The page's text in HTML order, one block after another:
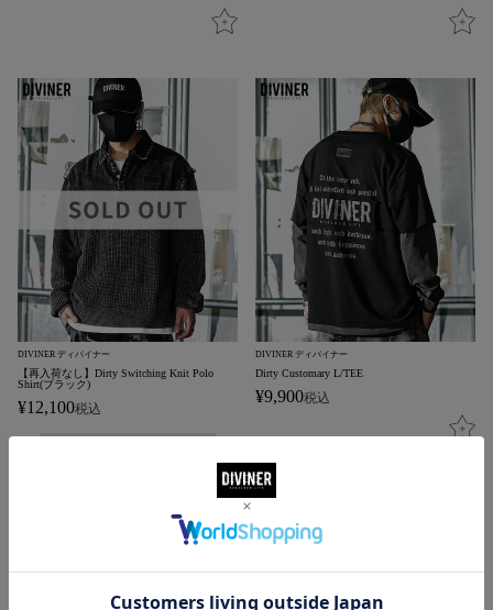
DIVINER ディバイナー
【再入荷なし】Dirty Switching Knit Polo
Shirt(ブラック)
¥12,100税込
DIVINER ディバイナー
Dirty Customary L/TEE
¥9,900税込